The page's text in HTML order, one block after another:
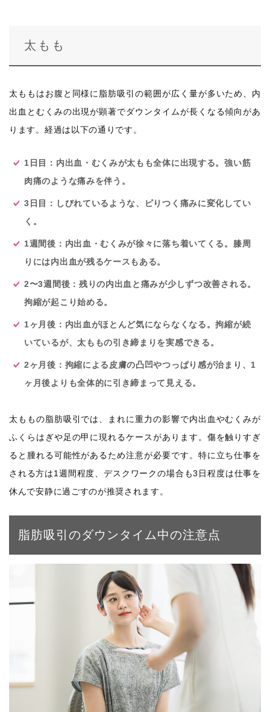
太もも
太ももはお腹と同様に脂肪吸引の範囲が広く量が多いため、内
出血とむくみの出現が顕著でダウンタイムが長くなる傾向があ
ります。経過は以下の通りです。
1日目：内出血・むくみが太もも全体に出現する。強い筋
肉痛のような痛みを伴う。
3日目：しびれているような、ピりつく痛みに変化してい
く。
1週間後：内出血・むくみが徐々に落ち着いてくる。膝周
りには内出血が残るケースもある。
2〜3週間後：残りの内出血と痛みが少しずつ改善される。
拘縮が起こり始める。
1ヶ月後：内出血がほとんど気にならなくなる。拘縮が続
いているが、太ももの引き締まりを実感できる。
2ヶ月後：拘縮による皮膚の凸凹やつっぱり感が治まり、1
ヶ月後よりも全体的に引き締まって見える。
太ももの脂肪吸引では、まれに重力の影響で内出血やむくみが
ふくらはぎや足の甲に現れるケースがあります。傷を触りすぎ
ると腫れる可能性があるため注意が必要です。特に立ち仕事を
される方は1週間程度、デスクワークの場合も3日程度は仕事を
休んで安静に過ごすのが推奨されます。
脂肪吸引のダウンタイム中の注意点